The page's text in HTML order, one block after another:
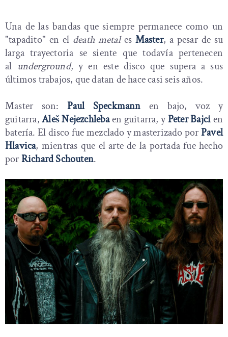
Una de las bandas que siempre permanece como un
"tapadito" en el death metal es Master, a pesar de su
larga trayectoria se siente que todavía pertenecen
al underground, y en este disco que supera a sus
últimos trabajos, que datan de hace casi seis años.
Master son:
Paul Speckmann en bajo, voz y
guitarra, Aleš Nejezchlebaen guitarra, yPeter Bajcien
batería. El disco fue mezclado y masterizado porPavel
Hlavica, mientras que el arte de la portada fue hecho
porRichard Schouten.